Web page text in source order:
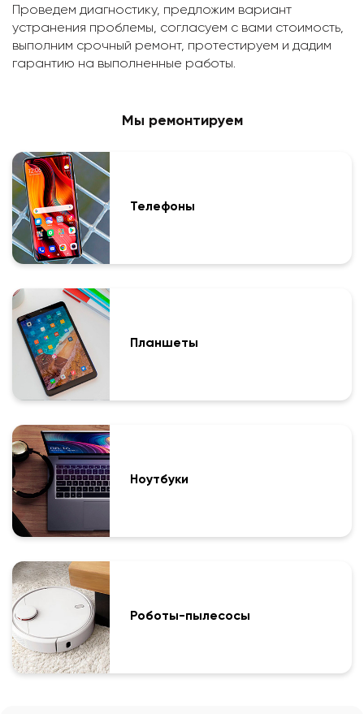
Проведем диагностику, предложим вариант
устранения проблемы, согласуем с вами стоимость,
выполним срочный ремонт, протестируем и дадим
гарантию на выполненные работы.
Мы ремонтируем
Телефоны
Планшеты
Ноутбуки
Роботы-пылесосы